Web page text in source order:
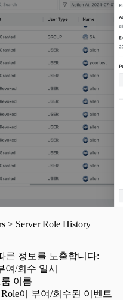
> Server Role History
른 정보를 노출합니다:
여/회수 일시
이름
이 부여/회수된 이벤트